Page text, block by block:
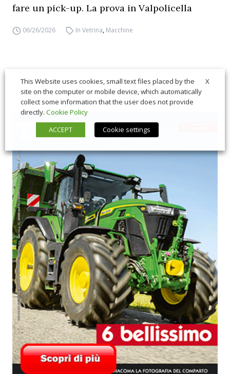
fare un pick-up. La prova in Valpolicella
06/26/2026 In Vetrina, Macchine
X
This Website uses cookies, small text files placed by the
site on the computer or mobile device, which automatically
collect some information that the user does not provide
directly. Cookie Policy
ACCEPT
Cookie settings